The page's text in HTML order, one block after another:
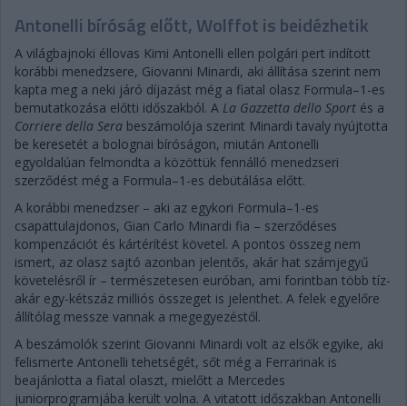
Antonelli bíróság előtt, Wolffot is beidézhetik
A világbajnoki éllovas Kimi Antonelli ellen polgári pert indított
korábbi menedzsere, Giovanni Minardi, aki állítása szerint nem
kapta meg a neki járó díjazást még a fiatal olasz Formula–1-es
bemutatkozása előtti időszakból. A La Gazzetta dello Sport és a
Corriere della Sera beszámolója szerint Minardi tavaly nyújtotta
be keresetét a bolognai bíróságon, miután Antonelli
egyoldalúan felmondta a közöttük fennálló menedzseri
szerződést még a Formula–1-es debütálása előtt.
A korábbi menedzser – aki az egykori Formula–1-es
csapattulajdonos, Gian Carlo Minardi fia – szerződéses
kompenzációt és kártérítést követel. A pontos összeg nem
ismert, az olasz sajtó azonban jelentős, akár hat számjegyű
követelésről ír – természetesen euróban, ami forintban több tíz-
akár egy-kétszáz milliós összeget is jelenthet. A felek egyelőre
állítólag messze vannak a megegyezéstől.
A beszámolók szerint Giovanni Minardi volt az elsők egyike, aki
felismerte Antonelli tehetségét, sőt még a Ferrarinak is
beajánlotta a fiatal olaszt, mielőtt a Mercedes
juniorprogramjába került volna. A vitatott időszakban Antonelli